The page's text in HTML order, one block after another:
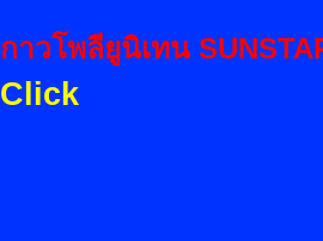
กาวโพลียูนิเทน
Click